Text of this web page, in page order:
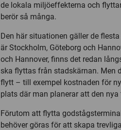
de lokala miljöeffekterna och
berör så många.
Den här situationen gäller de
är Stockholm, Göteborg och
och Hannover, finns det redan
ska flyttas från stadskärnan. Men
flytt – till exempel kostnaden för
plats där man planerar att den
Förutom att flytta
behöver göras för att skapa